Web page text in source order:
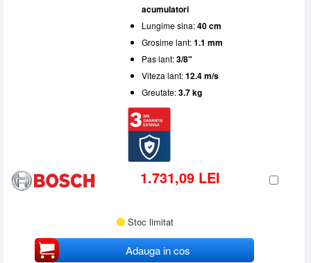
acumulatori
Lungime sina:40 cm
Grosime lant:1.1 mm
Pas lant:3/8"
Viteza lant:12.4 m/s
Greutate:3.7 kg
1.731,09 LEI
Stoc limitat
Adauga in cos